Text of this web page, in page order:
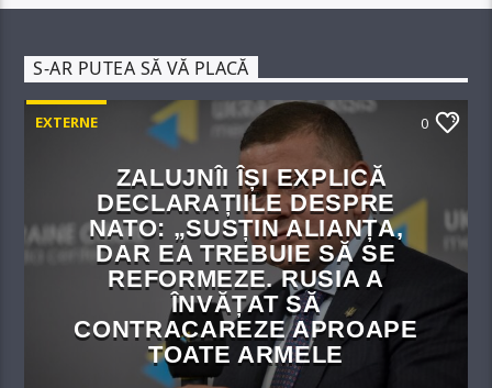
S-AR PUTEA SĂ VĂ PLACĂ
EXTERNE 0
ZALUJNÎI ÎȘI EXPLICĂ
DECLARAȚIILE DESPRE
NATO: „SUSȚIN ALIANȚA,
DAR EA TREBUIE SĂ SE
REFORMEZE. RUSIA A
ÎNVĂȚAT SĂ
CONTRACAREZE APROAPE
TOATE ARMELE